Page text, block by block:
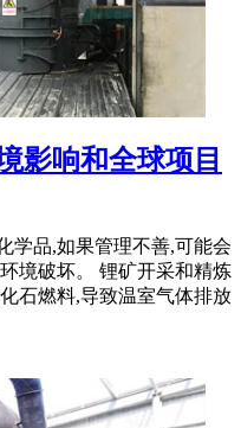
影响和全球项目
学品,如果管理不善,可能会
境破坏。 锂矿开采和精炼
石燃料,导致温室气体排放